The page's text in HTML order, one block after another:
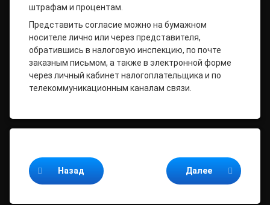
штрафам и процентам.
Представить согласие можно на бумажном
носителе лично или через представителя,
обратившись в налоговую инспекцию, по почте
заказным письмом, а также в электронной форме
через личный кабинет налогоплательщика и по
телекоммуникационным каналам связи.
Назад Далее